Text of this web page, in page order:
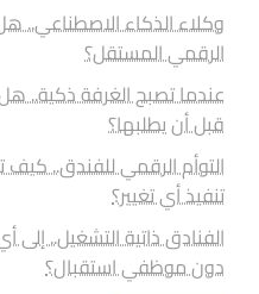
وكلاء الذكاء الاصطناعي..
الرقمي المستقل؟
عندما تصبح الغرفة ذكية..
قبل أن يطلبها؟
التوأم الرقمي للفندق..
تنفيذ أي تغيير؟
الفنادق ذاتية التشغيل..
دون موظفي استقبال؟